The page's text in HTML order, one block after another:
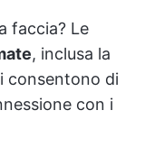
faccia? Le
, inclusa la
consentono di
con i